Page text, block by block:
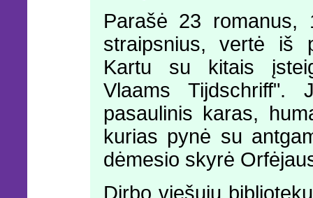
Parašė 23
straipsnius, vertė iš
Kartu su kitais
Vlaams Tijdschriff".
pasaulinis karas,
kurias pynė su
dėmesio skyrė
Dirbo viešųjų